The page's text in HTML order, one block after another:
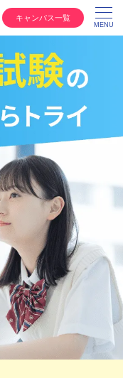
キャンパス一覧